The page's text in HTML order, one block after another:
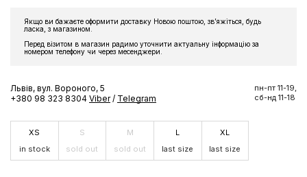
Якщо ви бажаєте оформити доставку Новою поштою, звʼяжіться, будь
ласка, з магазином.
Перед візитом в магазин радимо уточнити актуальну інформацію за
номером телефону чи через месенджери.
Львів, вул. Вороного, 5
+380 98 323 8304 Viber / Telegram
пн-пт 11-19,
сб-нд 11-18
XS
in stock
S
sold out
M
sold out
L
last size
XL
last size
Підпишіться на розсилку та отримайте доступ до знижки та